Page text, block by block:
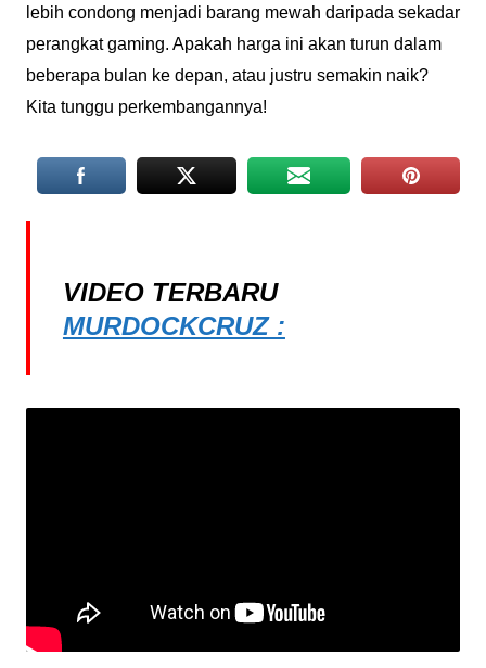
lebih condong menjadi barang mewah daripada sekadar
perangkat gaming. Apakah harga ini akan turun dalam
beberapa bulan ke depan, atau justru semakin naik?
Kita tunggu perkembangannya!
VIDEO TERBARU
MURDOCKCRUZ :